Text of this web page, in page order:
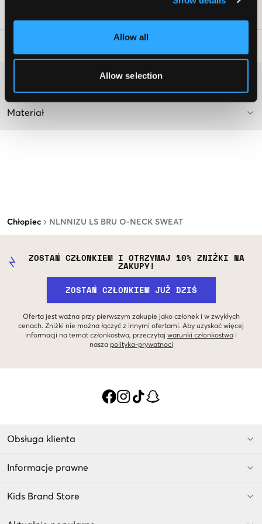
Allow all
Allow selection
Chłopiec NLNNIZU LS BRU O-NECK SWEAT
Więcej informacji na temat instrukcji prania
Materiał
ZOSTAŃ CZŁONKIEM I OTRZYMAJ 10% ZNIŻKI NA
ZAKUPY!
ZOSTAŃ CZŁONKIEM JUŻ DZIŚ
Oferta jest ważna przy pierwszym zakupie jako członek i w zwykłych
cenach. Zniżki nie można łączyć z innymi ofertami. Aby uzyskać więcej
informacji na temat członkostwa, przeczytaj warunki członkostwa i
nasza polityka-prywatnoci
Obsługa klienta
Informacje prawne
Kids Brand Store